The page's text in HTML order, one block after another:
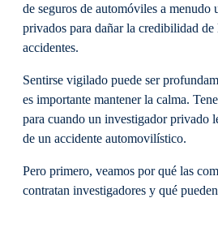
de seguros de automóviles a menudo
privados para dañar la credibilidad de
accidentes.
Sentirse vigilado puede ser
es importante mantener la calma.
para cuando un investigador privado
de un accidente automovilístico.
Pero primero, veamos por qué las
contratan investigadores y qué